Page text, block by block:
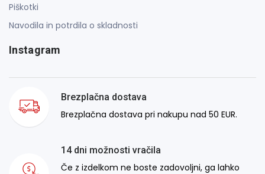
Piškotki
Navodila in potrdila o skladnosti
Instagram
Brezplačna dostava
Brezplačna dostava pri nakupu nad 50 EUR.
14 dni možnosti vračila
Če z izdelkom ne boste zadovoljni, ga lahko